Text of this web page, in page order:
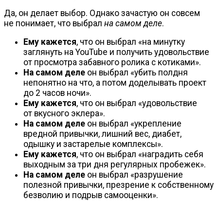
Да, он делает выбор. Однако зачастую он совсем
не понимает, что выбрал на самом деле.
Ему кажется, что он выбрал «на минутку
заглянуть на YouTube и получить удовольствие
от просмотра забавного ролика с котиками».
На самом деле он выбрал «убить полдня
непонятно на что, а потом доделывать проект
до 2 часов ночи».
Ему кажется, что он выбрал «удовольствие
от вкусного эклера».
На самом деле он выбрал «укрепление
вредной привычки, лишний вес, диабет,
одышку и застарелые комплексы».
Ему кажется, что он выбрал «наградить себя
выходным за три дня регулярных пробежек».
На самом деле он выбрал «разрушение
полезной привычки, презрение к собственному
безволию и подрыв самооценки».